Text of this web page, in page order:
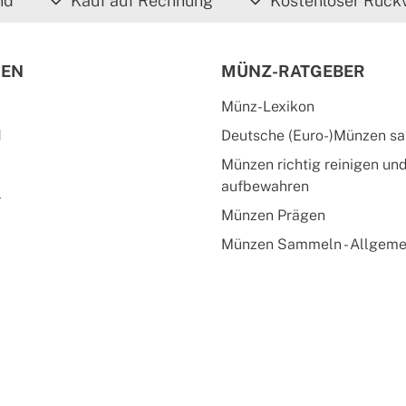
MÜNZ-RATGEBER
Münz-Lexikon
Deutsche (Euro-)Münzen
Münzen richtig reinigen
aufbewahren
Münzen Prägen
Münzen Sammeln -